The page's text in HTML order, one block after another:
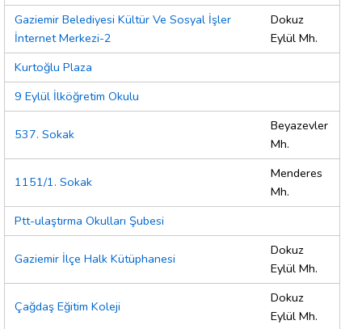
Gaziemir Belediyesi Kültür Ve Sosyal İşler
İnternet Merkezi-2
Dokuz
Eylül Mh.
Kurtoğlu Plaza
9 Eylül İlköğretim Okulu
537. Sokak
Beyazevler
Mh.
1151/1. Sokak
Menderes
Mh.
Ptt-ulaştırma Okulları Şubesi
Gaziemir İlçe Halk Kütüphanesi
Dokuz
Eylül Mh.
Çağdaş Eğitim Koleji
Dokuz
Eylül Mh.